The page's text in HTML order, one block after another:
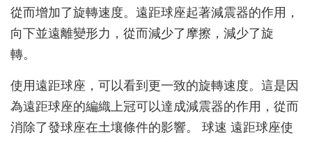
從而增加了旋轉速度。遠距球座起著減震器的作用，
向下並遠離變形力，從而減少了摩擦，減少了旋
轉。
使用遠距球座，可以看到更一致的旋轉速度。這是因
為遠距球座的編織上冠可以達成減震器的作用，從而
消除了發球座在土壤條件的影響。 球速 遠距球座使